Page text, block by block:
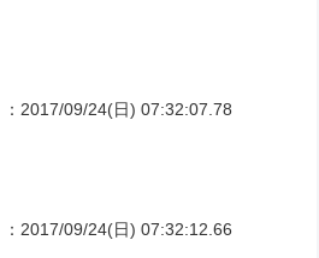
：2017/09/24(日) 07:32:07.78
：2017/09/24(日) 07:32:12.66